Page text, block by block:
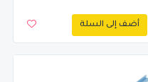
أضف إلى السلة